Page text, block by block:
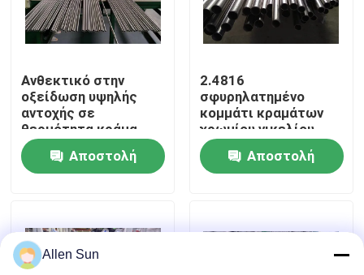
Επισκεψή εργοστασίου
Επικοινωνήστε μαζί μας
Ειδήσεις
Ζητήστε μια προσφορά
Ανθεκτικό στην
οξείδωση υψηλής
αντοχής σε
θερμότητα κράμα
νικελίου
Αποστολή
2.4816
σφυρηλατημένο
κομμάτι κραμάτων
χρωμίου νικελίου
NiCr15Fe γύρω από
τη λουρίδα φραγμών
Αποστολή
Allen Sun